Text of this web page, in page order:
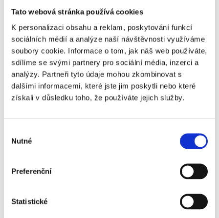
Tato webová stránka používá cookies
K personalizaci obsahu a reklam, poskytování funkcí
sociálních médií a analýze naší návštěvnosti využíváme
soubory cookie. Informace o tom, jak náš web používáte,
sdílíme se svými partnery pro sociální média, inzerci a
analýzy. Partneři tyto údaje mohou zkombinovat s
dalšími informacemi, které jste jim poskytli nebo které
získali v důsledku toho, že používáte jejich služby.
souhlasu
Nutné
Preferenční
Statistické
Často kladené otázky:
Je termín utkání finálně potvrzený?